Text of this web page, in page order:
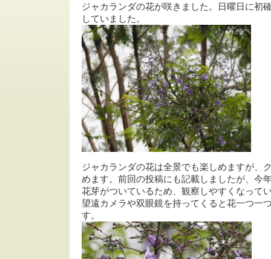
ジャカランダの花が咲きました。日曜日に初
していました。
ジャカランダの花は全景でも楽しめますが、
めます。前回の投稿にも記載しましたが、今
花芽がついているため、観察しやすくなって
望遠カメラや双眼鏡を持ってくると花一つ一
す。